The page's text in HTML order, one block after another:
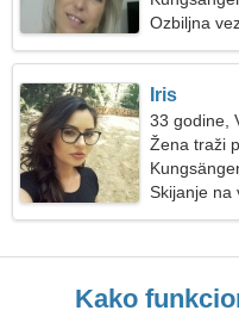
Ozbiljna
Iris
33 godine,
Žena traži
Skijanje na
Kako